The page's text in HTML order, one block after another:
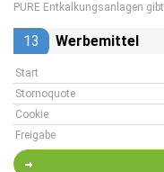
PURE Entkalkungsanlagen
13 Werbemittel
Start
Stornoquote
Cookie
Freigabe